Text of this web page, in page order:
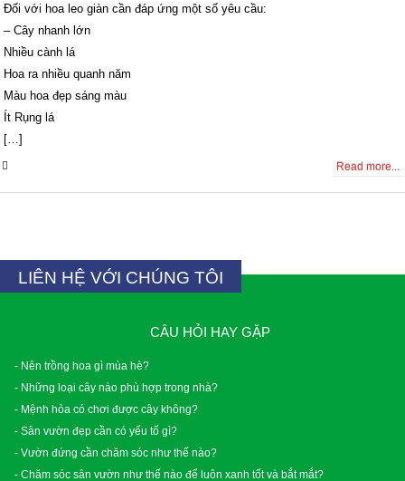
Đối với hoa leo giàn cần đáp ứng một số yêu cầu:
– Cây nhanh lớn
Nhiều cành lá
Hoa ra nhiều quanh năm
Màu hoa đẹp sáng màu
Ít Rụng lá
[…]
Read more...
LIÊN HỆ VỚI CHÚNG TÔI
CÂU HỎI HAY GẶP
- Nên trồng hoa gì mùa hè?
- Những loại cây nào phù hợp trong nhà?
- Mệnh hỏa có chơi được cây không?
- Sân vườn đẹp cần có yếu tố gì?
- Vườn đứng cần chăm sóc như thế nào?
- Chăm sóc sân vườn như thế nào để luôn xanh tốt và bắt mắt?